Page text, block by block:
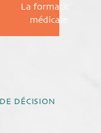
La formation
médicale
DÉCISION